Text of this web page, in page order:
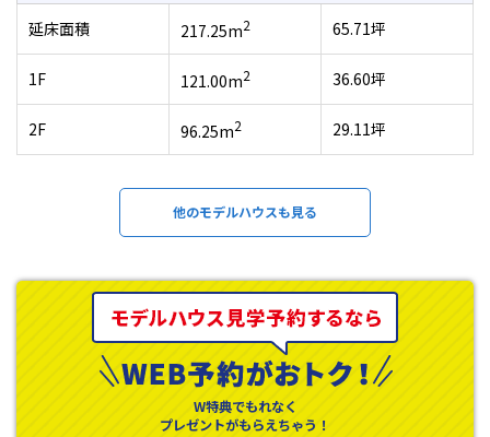
延床面積 217.25m2 65.71坪
1F 121.00m2 36.60坪
2F 96.25m2 29.11坪
他のモデルハウスも見る
W特典でもれなく
プレゼントがもらえちゃう！